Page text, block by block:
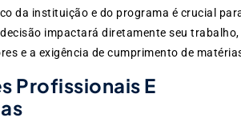
da instituição e do programa é crucial
impactará diretamente seu trabalho,
e a exigência de cumprimento de
Profissionais E